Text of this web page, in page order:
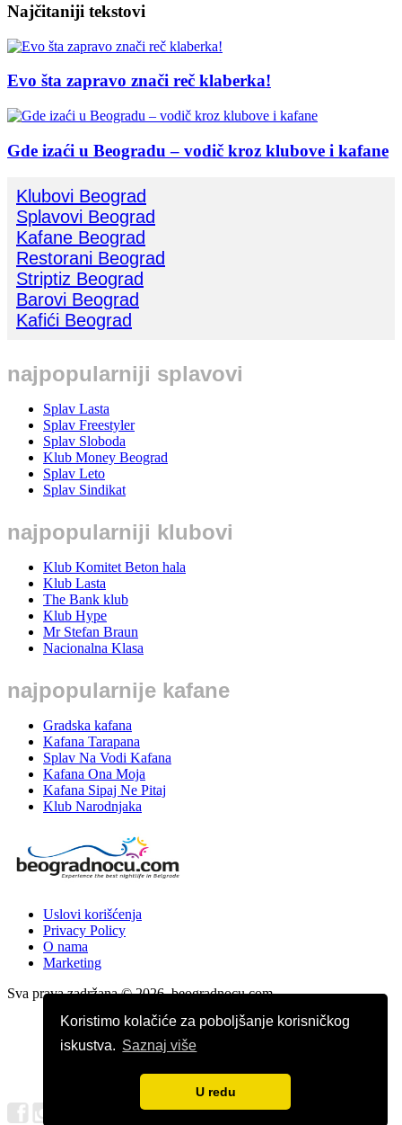
Koristimo kolačiće za poboljšanje korisničkog
iskustva. Saznaj više
U redu
Najčitaniji tekstovi
Evo šta zapravo znači reč klaberka!
Gde izaći u Beogradu – vodič kroz klubove i kafane
Klubovi Beograd
Splavovi Beograd
Kafane Beograd
Restorani Beograd
Striptiz Beograd
Barovi Beograd
Kafići Beograd
najpopularniji splavovi
Splav Lasta
Splav Freestyler
Splav Sloboda
Klub Money Beograd
Splav Leto
Splav Sindikat
najpopularniji klubovi
Klub Komitet Beton hala
Klub Lasta
The Bank klub
Klub Hype
Mr Stefan Braun
Nacionalna Klasa
najpopularnije kafane
Gradska kafana
Kafana Tarapana
Splav Na Vodi Kafana
Kafana Ona Moja
Kafana Sipaj Ne Pitaj
Klub Narodnjaka
Uslovi korišćenja
Privacy Policy
O nama
Marketing
Sva prava zadržana © 2026. beogradnocu.com